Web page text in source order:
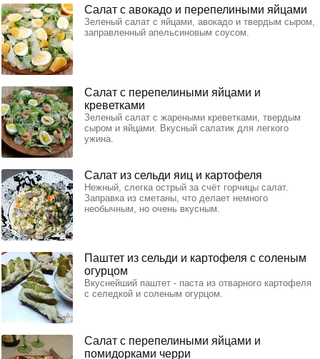
Салат с авокадо и перепелиными яйцами
Зеленый салат с яйцами, авокадо и твердым сыром,
заправленный апельсиновым соусом.
Салат с перепелиными яйцами и
креветками
Зеленый салат с жареными креветками, твердым
сыром и яйцами. Вкусный салатик для легкого
ужина.
Салат из сельди яиц и картофеля
Нежный, слегка острый за счёт горчицы салат.
Заправка из сметаны, что делает немного
необычным, но очень вкусным.
Паштет из сельди и картофеля с соленым
огурцом
Вкуснейший паштет - паста из отварного картофеля
с селедкой и соленым огурцом.
Салат с перепелиными яйцами и
помидорками черри